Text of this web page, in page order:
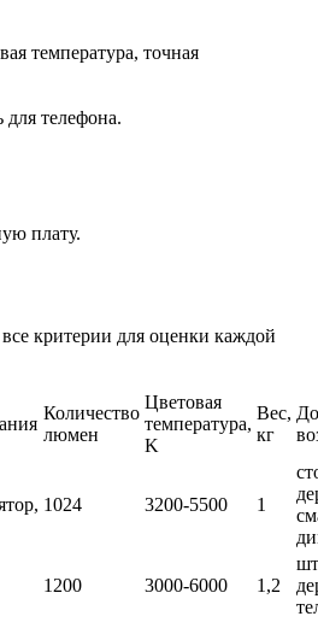
температура, точная
телефона.
плату.
критерии для оценки каждой
Количество
люмен
Цветовая
температура,
K
Вес,
кг
1024 3200-5500 1
1200 3000-6000 1,2